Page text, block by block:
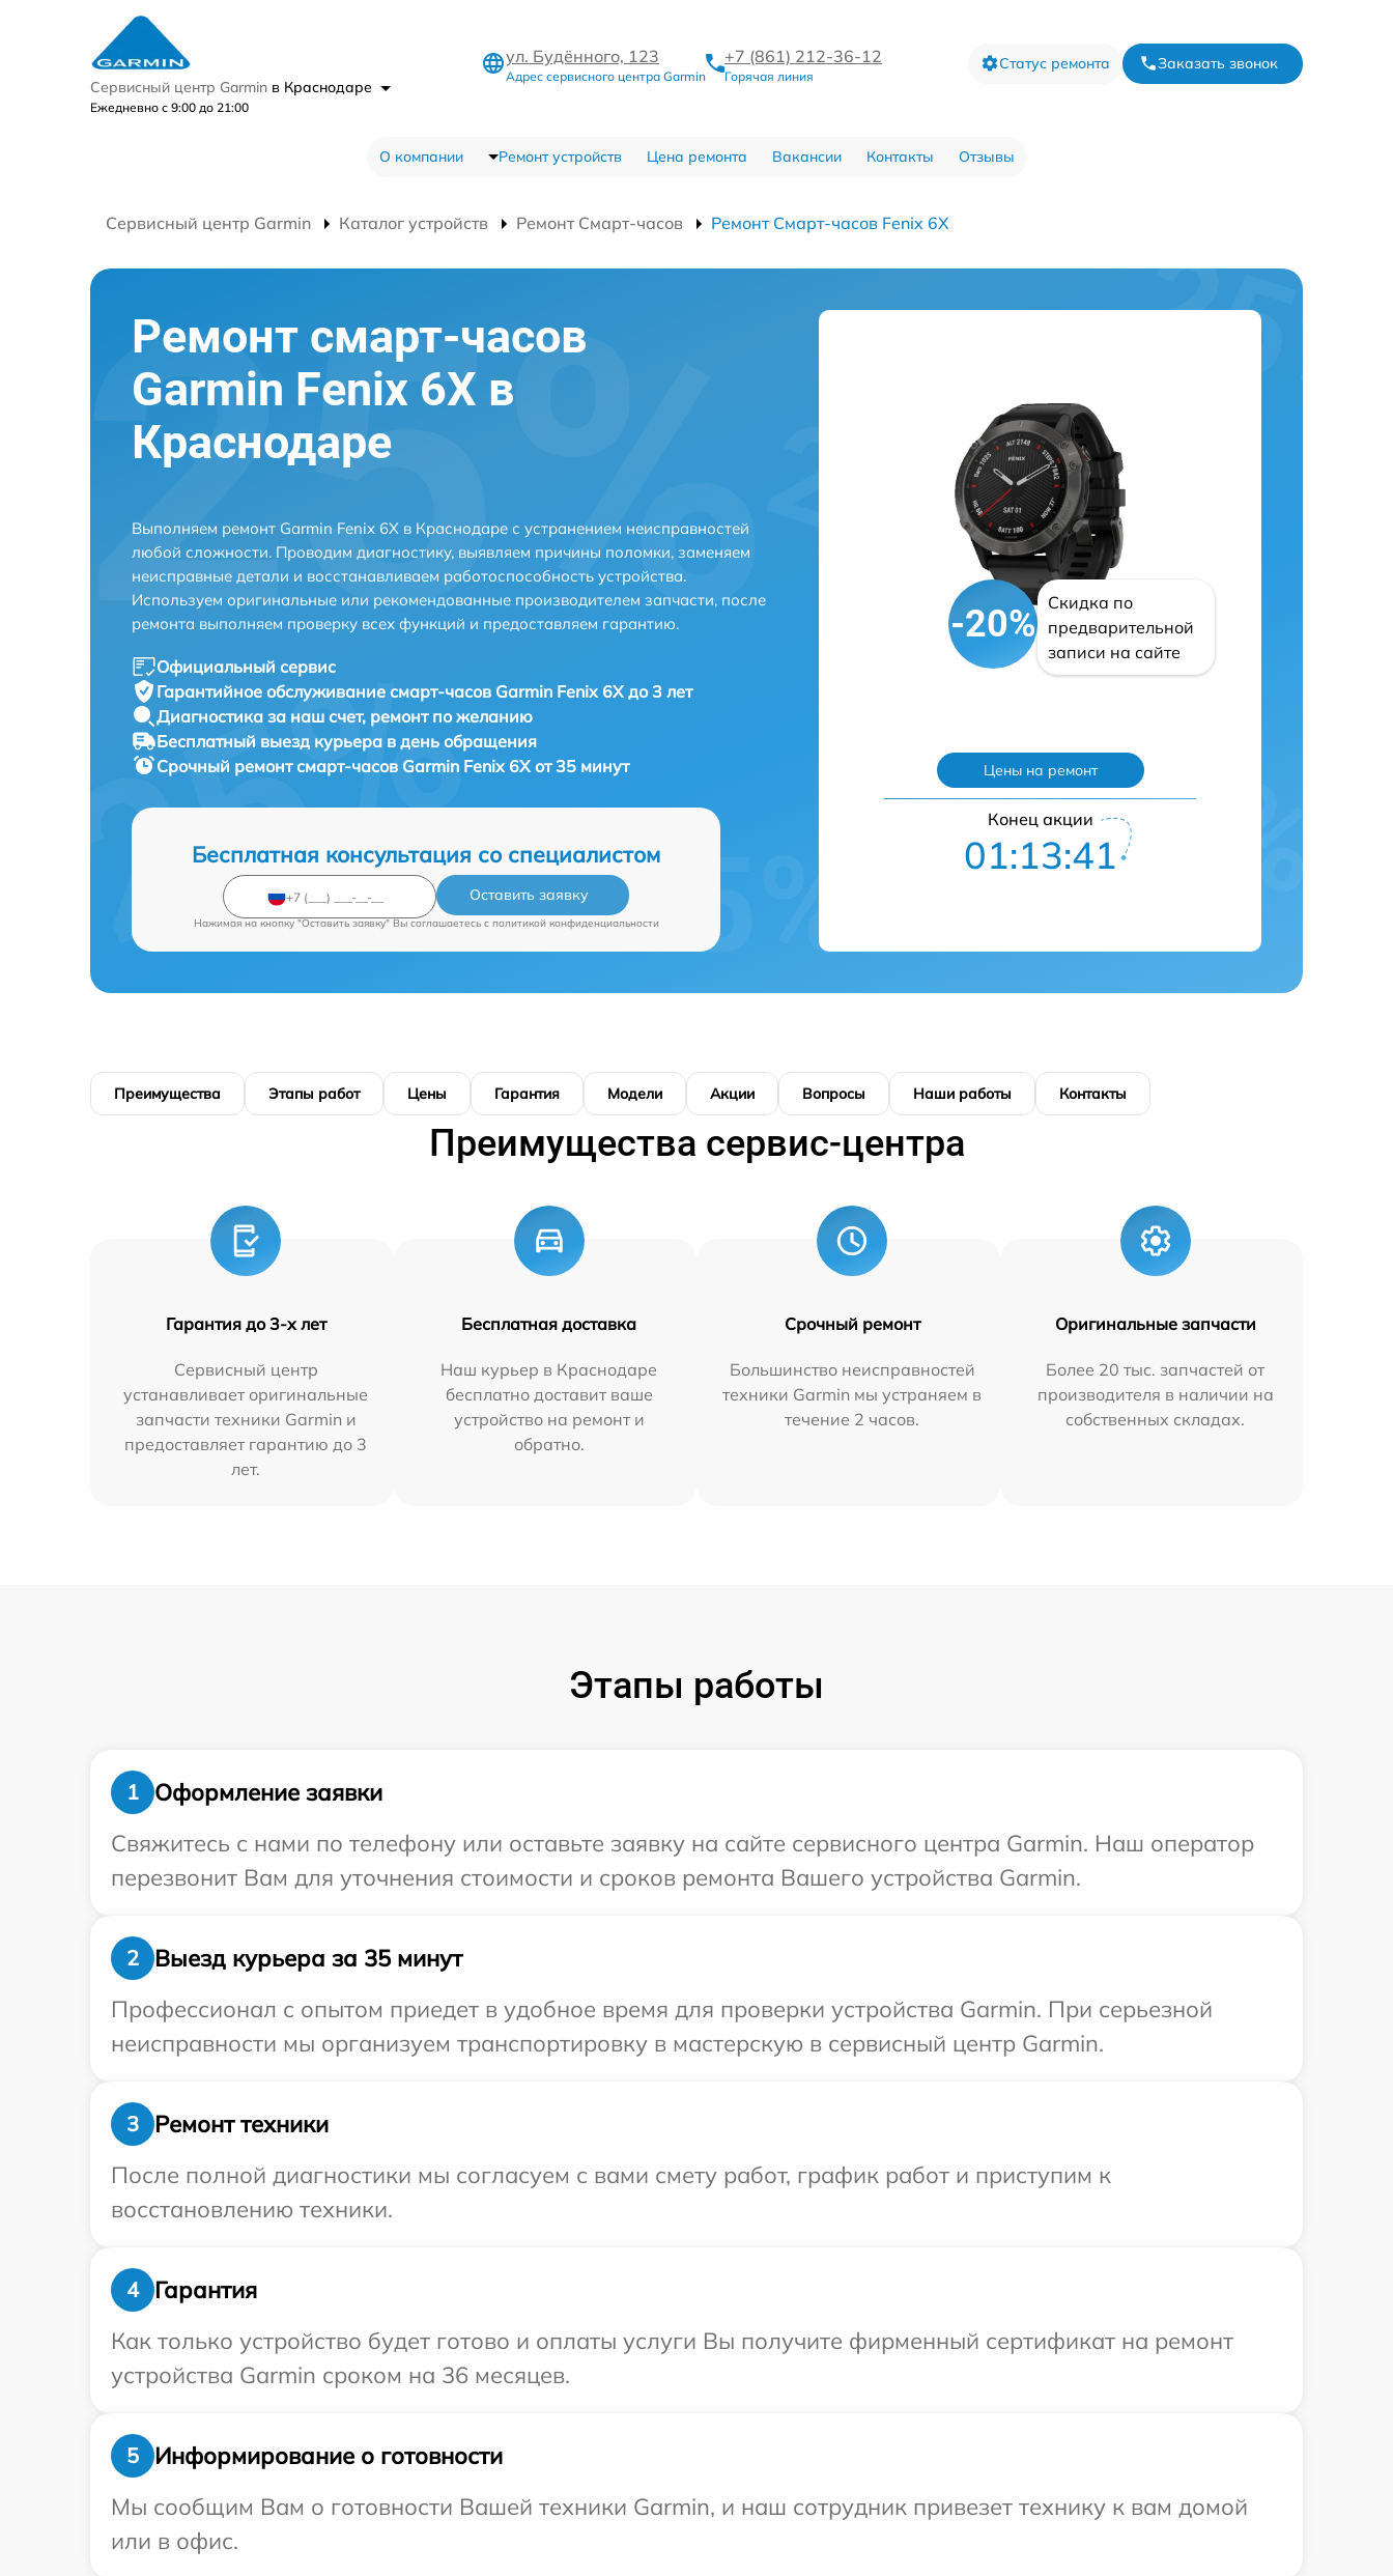
Сервисный центр Garmin в Краснодаре
Ежедневно с 9:00 до 21:00
ул. Будённого, 123
Адрес сервисного центра Garmin
+7 (861) 212-36-12
Горячая линия
Статус ремонта Заказать звонок
О компании Ремонт устройств Цена ремонта Вакансии Контакты Отзывы
Сервисный центр Garmin Каталог устройств Ремонт Смарт-часов Ремонт Смарт-часов Fenix 6X
Ремонт смарт-часов
Garmin Fenix 6X в
Краснодаре
Выполняем ремонт Garmin Fenix 6X в Краснодаре с устранением неисправностей
любой сложности. Проводим диагностику, выявляем причины поломки, заменяем
неисправные детали и восстанавливаем работоспособность устройства.
Используем оригинальные или рекомендованные производителем запчасти, после
ремонта выполняем проверку всех функций и предоставляем гарантию.
Официальный сервис
Гарантийное обслуживание смарт-часов Garmin Fenix 6X до 3 лет
Диагностика за наш счет, ремонт по желанию
Бесплатный выезд курьера в день обращения
Срочный ремонтсмарт-часов Garmin Fenix 6X от 35 минут
Бесплатная консультация со специалистом
Оставить заявку
Нажимая на кнопку "Оставить заявку" Вы соглашаетесь c политикой конфиденциальности
-20%
Скидка по
предварительной
записи на сайте
Цены на ремонт
Конец акции
01:13:40
Преимущества Этапы работ Цены Гарантия Модели Акции Вопросы Наши работы Контакты
Преимущества сервис-центра
Гарантия до 3-х лет
Сервисный центр
устанавливает оригинальные
запчасти техники Garmin и
предоставляет гарантию до 3
лет.
Бесплатная доставка
Наш курьер в Краснодаре
бесплатно доставит ваше
устройство на ремонт и
обратно.
Срочный ремонт
Большинство неисправностей
техники Garmin мы устраняем в
течение 2 часов.
Оригинальные запчасти
Более 20 тыс. запчастей от
производителя в наличии на
собственных складах.
Этапы работы
1
Оформление заявки
Свяжитесь с нами по телефону или оставьте заявку на сайте сервисного центра Garmin. Наш оператор
перезвонит Вам для уточнения стоимости и сроков ремонта Вашего устройства Garmin.
2
Выезд курьера за 35 минут
Профессионал с опытом приедет в удобное время для проверки устройства Garmin. При серьезной
неисправности мы организуем транспортировку в мастерскую в сервисный центр Garmin.
3
Ремонт техники
После полной диагностики мы согласуем с вами смету работ, график работ и приступим к
восстановлению техники.
4
Гарантия
Как только устройство будет готово и оплаты услуги Вы получите фирменный сертификат на ремонт
устройства Garmin сроком на 36 месяцев.
5
Информирование о готовности
Мы сообщим Вам о готовности Вашей техники Garmin, и наш сотрудник привезет технику к вам домой
или в офис.